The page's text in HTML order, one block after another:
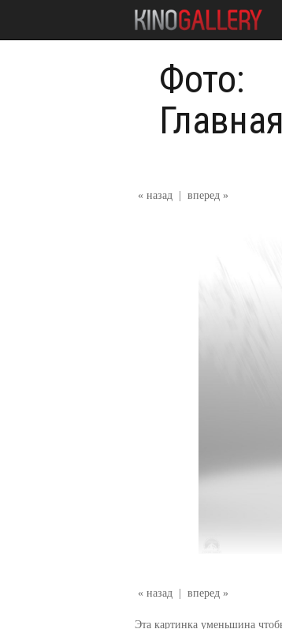
Фото:
Главная
« назад вперед »
« назад | вперед »
Эта картинка уменьшина